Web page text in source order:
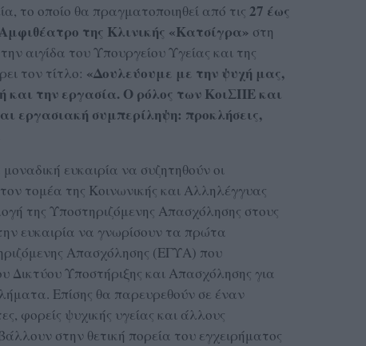
το οποίο θα πραγματοποιηθεί από τις 27 έως
της Κλινικής «Κατσίγρα» στη
αιγίδα του Υπουργείου Υγείας και της
τον τίτλο: «Δουλεύουμε με την ψυχή μας,
την εργασία. Ο ρόλος των ΚοιΣΠΕ και
εργασιακή συμπερίληψη: προκλήσεις,
ευκαιρία να συζητηθούν οι
τομέα της Κοινωνικής και Αλληλέγγυας
της Υποστηριζόμενης Απασχόλησης στους
ευκαιρία να γνωρίσουν τα πρώτα
Απασχόλησης (ΕΓΥΑ) που
Δικτύου Υποστήριξης και Απασχόλησης για
Επίσης θα παρευρεθούν σε έναν
φορείς ψυχικής υγείας και άλλους
στην θετική πορεία του εγχειρήματος